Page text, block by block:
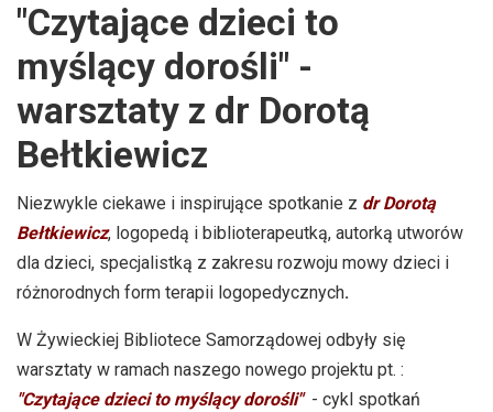
"Czytające dzieci to
myślący dorośli" -
warsztaty z dr Dorotą
Bełtkiewicz
Niezwykle ciekawe i inspirujące spotkanie z dr Dorotą
Bełtkiewicz, logopedą i biblioterapeutką, autorką utworów
dla dzieci, specjalistką z zakresu rozwoju mowy dzieci i
różnorodnych form terapii logopedycznych.
W Żywieckiej Bibliotece Samorządowej odbyły się
warsztaty w ramach naszego nowego projektu pt. :
"Czytające dzieci to myślący dorośli" - cykl spotkań